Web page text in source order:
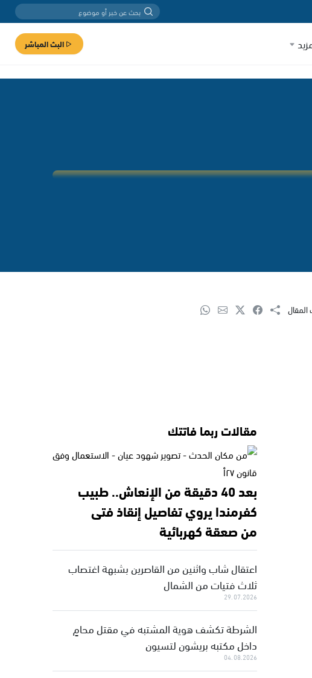
البث المباشر
مقالات ربما فاتتك
بعد 40 دقيقة من الإنعاش.. طبيب
كفرمندا يروي تفاصيل إنقاذ فتى
من صعقة كهربائية
اعتقال شاب واثنين من القاصرين بشبهة اغتصاب
ثلاث فتيات من الشمال
29.07.2026
الشرطة تكشف هوية المشتبه في مقتل محامٍ
داخل مكتبه بريشون لتسيون
04.08.2026